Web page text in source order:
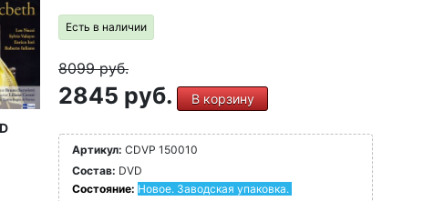
Есть в наличии
8099руб.
2845 руб. В корзину
Артикул: CDVP 150010
Состав: DVD
Состояние: Новое. Заводская упаковка.